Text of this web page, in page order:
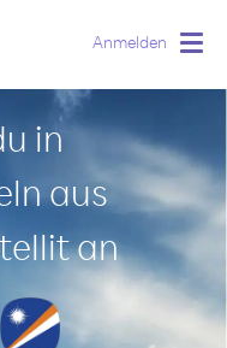
Anmelden
in
aus
an